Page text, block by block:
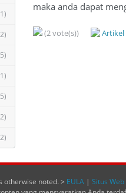
maka anda dapat
(2 vote(s))
otherwise noted. > EULA | Situs